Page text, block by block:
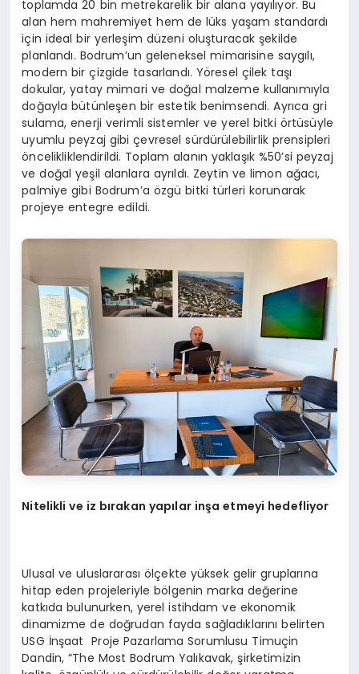
toplamda 20 bin metrekarelik bir alana yayılıyor. Bu
alan hem mahremiyet hem de lüks yaşam standardı
için ideal bir yerleşim düzeni oluşturacak şekilde
planlandı. Bodrum’un geleneksel mimarisine saygılı,
modern bir çizgide tasarlandı. Yöresel çilek taşı
dokular, yatay mimari ve doğal malzeme kullanımıyla
doğayla bütünleşen bir estetik benimsendi. Ayrıca gri
sulama, enerji verimli sistemler ve yerel bitki örtüsüyle
uyumlu peyzaj gibi çevresel sürdürülebilirlik prensipleri
öncelikliklendirildi. Toplam alanın yaklaşık %50’si peyzaj
ve doğal yeşil alanlara ayrıldı. Zeytin ve limon ağacı,
palmiye gibi Bodrum’a özgü bitki türleri korunarak
projeye entegre edildi.
Nitelikli ve iz bırakan yapılar inşa etmeyi hedefliyor
Ulusal ve uluslararası ölçekte yüksek gelir gruplarına
hitap eden projeleriyle bölgenin marka değerine
katkıda bulunurken, yerel istihdam ve ekonomik
dinamizme de doğrudan fayda sağladıklarını belirten
USG İnşaat Proje Pazarlama Sorumlusu Timuçin
Dandin, “The Most Bodrum Yalıkavak, şirketimizin